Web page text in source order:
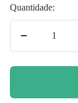
Quantidade: